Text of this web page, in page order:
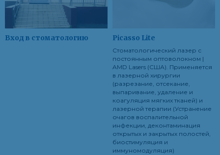
Вход в стоматологию Picasso Lite
Cтоматологический лазер с
постоянным оптоволокном |
AMD Lasers (США). Применяется
в лазерной хирургии
(разрезание, отсекание,
выпаривание, удаление и
коагуляция мягких тканей) и
лазерной терапии (Устранение
очагов воспалительной
инфекции, деконтаминация
открытых и закрытых полостей,
биостимуляция и
иммуномодуляция)